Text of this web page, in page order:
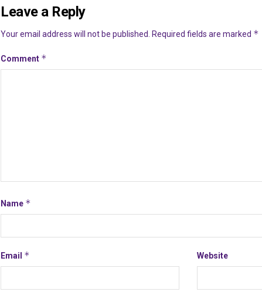
Leave a Reply
Your email address will not be published. Required fields are marked *
Comment *
Name *
Email * Website